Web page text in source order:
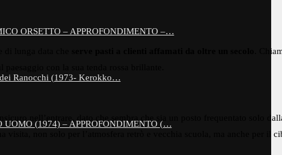
ORSETTO – APPROFONDIMENTO –…
Ranocchi (1973- Kerokko…
UOMO (1974) – APPROFONDIMENTO (…
lunga data che .
con la sua tenda rossa brillante.
nell’entrare, dato che sembra che sia un posto frequentato solo
non solo per l’atmosfera retrò e vecchia scuola, ma anche per il